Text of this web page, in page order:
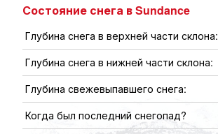
Состояние снега в Sundance
Глубина снега в верхней части склона:
Глубина снега в нижней части склона:
Глубина свежевыпавшего снега:
Когда был последний снегопад?